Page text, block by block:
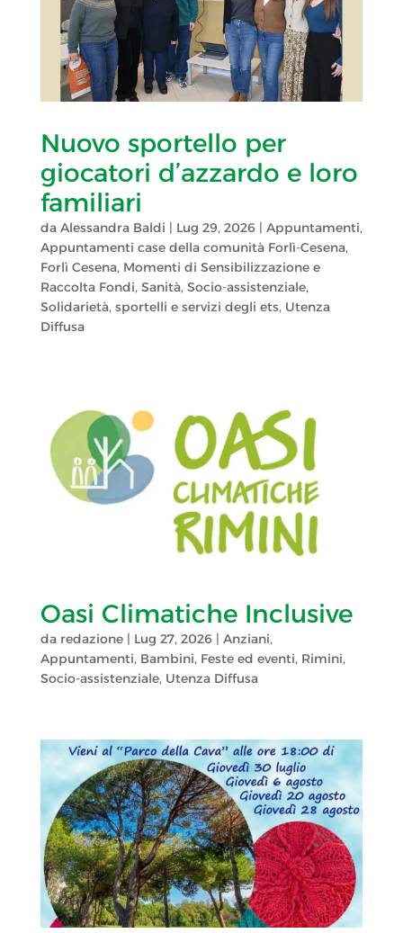
Nuovo sportello per
giocatori d’azzardo e loro
familiari
da Alessandra Baldi | Lug 29, 2026| Appuntamenti,
Appuntamenti case della comunità Forlì-Cesena,
Forlì Cesena, Momenti di Sensibilizzazione e
Raccolta Fondi, Sanità, Socio-assistenziale,
Solidarietà, sportelli e servizi degli ets, Utenza
Diffusa
Oasi Climatiche Inclusive
da redazione| Lug 27, 2026| Anziani,
Appuntamenti, Bambini, Feste ed eventi, Rimini,
Socio-assistenziale, Utenza Diffusa